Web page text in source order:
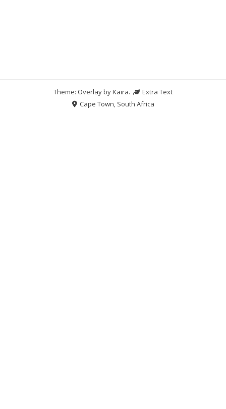
Theme: Overlay byKaira.
Extra Text
Cape Town, South Africa